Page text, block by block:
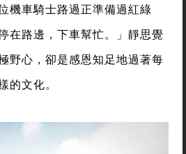
機車騎士路過正準備過紅綠
在路邊，下車幫忙。」靜思覺
野心，卻是感恩知足地過著每
的文化。